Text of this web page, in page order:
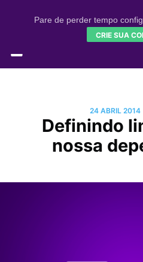
Pare de perder tempo
CRIE SUA
24 ABRIL 2014
Definindo
nossa